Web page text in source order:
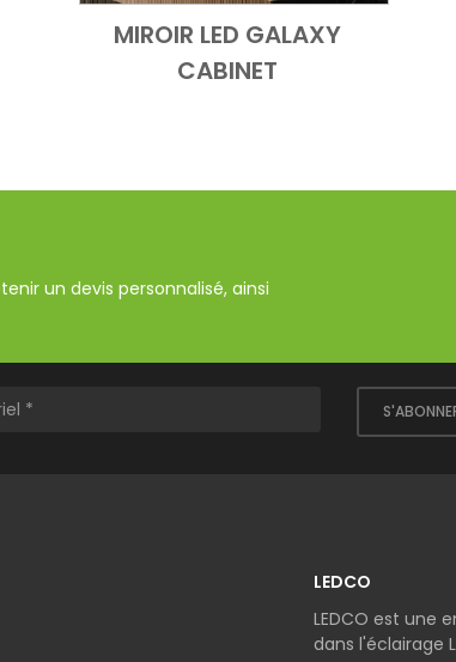
Add to Cart
Vue d'ensemble
MIROIR LED GALAXY
CABINET
un devis personnalisé, ainsi
LEDCO
LEDCO est une
dans l'éclairage